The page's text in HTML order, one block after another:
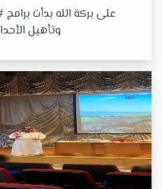
على بركة الله بدأت
وتأهيل